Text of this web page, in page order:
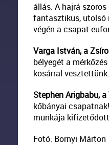
állás. A hajrá
fantasztikus, utolsó
végén a csapat
Varga István, a
bélyegét a
kosárral
Stephen Arigbabu,
kőbányai
munkája
Fotó: Bornyi Márton